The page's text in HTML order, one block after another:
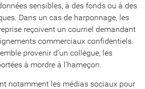
sensibles, à des fonds ou à des
Dans un cas de harponnage, les
reçoivent un courriel demandant
commerciaux confidentiels.
provenir d’un collègue, les
à mordre à l’hameçon.
notamment les médias sociaux pour